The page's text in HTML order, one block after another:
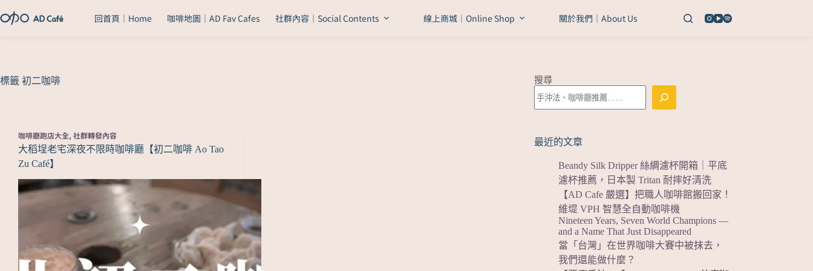
回首頁｜Home 咖啡地圖｜AD Fav Cafes 社群內容｜Social Contents 線上商城｜Online Shop 關於我們｜About Us
標籤 初二咖啡
咖啡廳跑店大全, 社群轉發內容
大稻埕老宅深夜不限時咖啡廳【初二咖啡 Ao Tao
Zu Café】
搜尋
最近的文章
Beandy Silk Dripper 絲綢濾杯開箱｜平底
濾杯推薦，日本製 Tritan 耐摔好清洗
【AD Cafe 嚴選】把職人咖啡館搬回家！
維堤 VPH 智慧全自動咖啡機
Nineteen Years, Seven World Champions —
and a Name That Just Disappeared
當「台灣」在世界咖啡大賽中被抹去，
我們還能做什麼？